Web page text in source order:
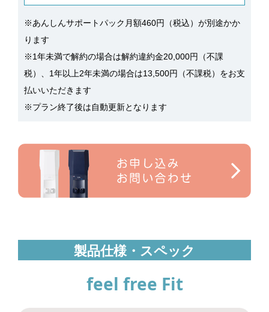
※あんしんサポートパック月額460円（税込）が別途かか
ります
※1年未満で解約の場合は解約違約金20,000円（不課
税）、1年以上2年未満の場合は13,500円（不課税）をお支
払いいただきます
※プラン終了後は自動更新となります
製品仕様・スペック
feel free Fit